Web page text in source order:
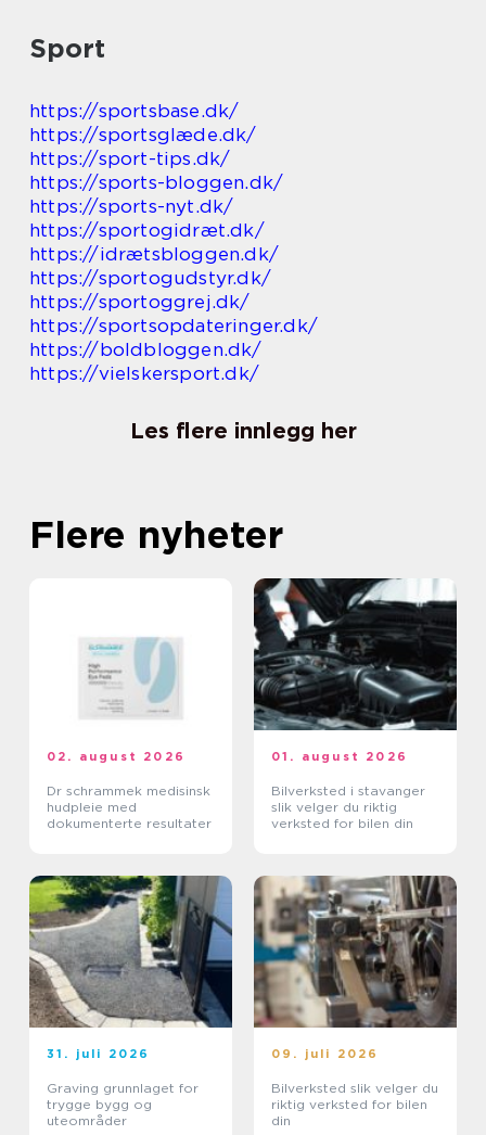
Sport
https://sportsbase.dk/
https://sportsglæde.dk/
https://sport-tips.dk/
https://sports-bloggen.dk/
https://sports-nyt.dk/
https://sportogidræt.dk/
https://idrætsbloggen.dk/
https://sportogudstyr.dk/
https://sportoggrej.dk/
https://sportsopdateringer.dk/
https://boldbloggen.dk/
https://vielskersport.dk/
Les flere innlegg her
Flere nyheter
02. august 2026
Dr schrammek medisinsk
hudpleie med
dokumenterte resultater
01. august 2026
Bilverksted i stavanger
slik velger du riktig
verksted for bilen din
31. juli 2026
Graving grunnlaget for
trygge bygg og
uteområder
09. juli 2026
Bilverksted slik velger du
riktig verksted for bilen
din